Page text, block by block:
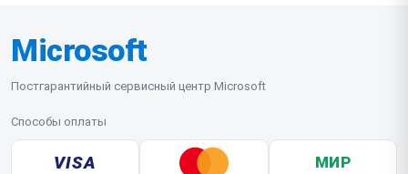
Microsoft
Постгарантийный сервисный центр Microsoft
Способы оплаты
VISA МИР